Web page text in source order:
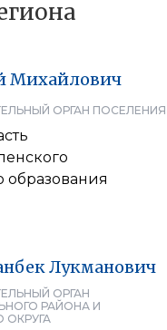
Михайлович
ОРГАН ПОСЕЛЕНИЯ
Лукманович
ОРГАН
РАЙОНА И
ОКРУГА